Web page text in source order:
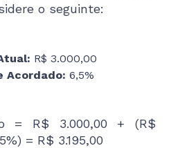
o seguinte:
R$ 3.000,00
Acordado: 6,5%
= R$ 3.000,00 + (R$
= R$ 3.195,00